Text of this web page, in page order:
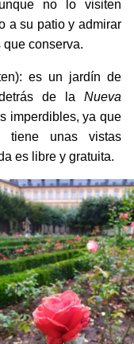
a su patio y admirar
conserva.
de laNueva
imperdibles, ya que
tiene unas vistas
es libre y gratuita.